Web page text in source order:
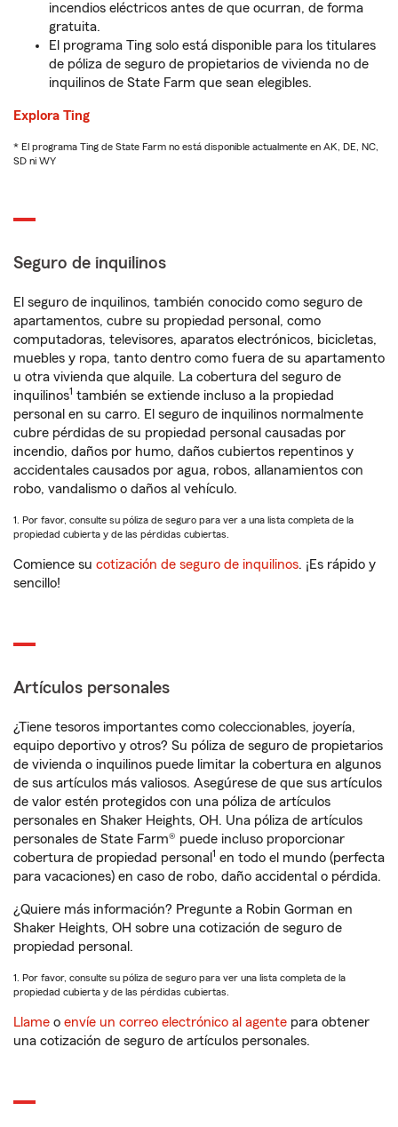
incendios eléctricos antes de que ocurran, de forma
gratuita.
El programa Ting solo está disponible para los titulares
de póliza de seguro de propietarios de vivienda no de
inquilinos de State Farm que sean elegibles.
Explora Ting
* El programa Ting de State Farm no está disponible actualmente en AK, DE, NC,
SD ni WY
Seguro de inquilinos
El seguro de inquilinos, también conocido como seguro de
apartamentos, cubre su propiedad personal, como
computadoras, televisores, aparatos electrónicos, bicicletas,
muebles y ropa, tanto dentro como fuera de su apartamento
u otra vivienda que alquile. La cobertura del seguro de
inquilinos1 también se extiende incluso a la propiedad
personal en su carro. El seguro de inquilinos normalmente
cubre pérdidas de su propiedad personal causadas por
incendio, daños por humo, daños cubiertos repentinos y
accidentales causados por agua, robos, allanamientos con
robo, vandalismo o daños al vehículo.
1. Por favor, consulte su póliza de seguro para ver a una lista completa de la
propiedad cubierta y de las pérdidas cubiertas.
Comience su cotización de seguro de inquilinos. ¡Es rápido y
sencillo!
Artículos personales
¿Tiene tesoros importantes como coleccionables, joyería,
equipo deportivo y otros? Su póliza de seguro de propietarios
de vivienda o inquilinos puede limitar la cobertura en algunos
de sus artículos más valiosos. Asegúrese de que sus artículos
de valor estén protegidos con una póliza de artículos
personales en Shaker Heights, OH. Una póliza de artículos
personales de State Farm® puede incluso proporcionar
cobertura de propiedad personal 1 en todo el mundo (perfecta
para vacaciones) en caso de robo, daño accidental o pérdida.
¿Quiere más información? Pregunte a Robin Gorman en
Shaker Heights, OH sobre una cotización de seguro de
propiedad personal.
1. Por favor, consulte su póliza de seguro para ver una lista completa de la
propiedad cubierta y de las pérdidas cubiertas.
Llame o envíe un correo electrónico al agente para obtener
una cotización de seguro de artículos personales.